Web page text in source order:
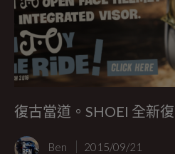
復古當道。SHOEI 全新
Ben 2015/09/21